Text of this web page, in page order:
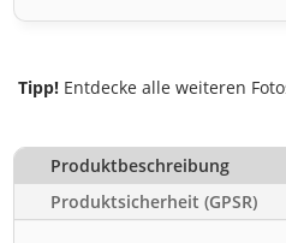
Tipp! Entdecke alle weiteren
Produktbeschreibung
Produktsicherheit (GPSR)